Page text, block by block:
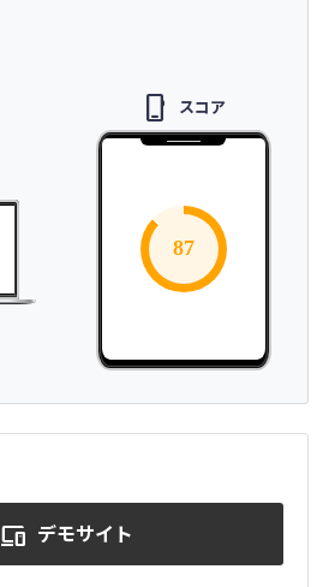
phone_iphone スコア
87
devices デモサイト